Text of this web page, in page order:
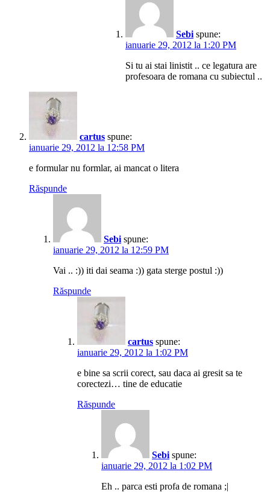
Sebi spune:
ianuarie 29, 2012 la 1:20 PM
Si tu ai stai linistit .. ce legatura are
profesoara de romana cu subiectul ..
cartus spune:
ianuarie 29, 2012 la 12:58 PM
e formular nu formlar, ai mancat o litera
Răspunde
Sebi spune:
ianuarie 29, 2012 la 12:59 PM
Vai .. :)) iti dai seama :)) gata sterge postul :))
Răspunde
cartus spune:
ianuarie 29, 2012 la 1:02 PM
e bine sa scrii corect, sau daca ai gresit sa te
corectezi… tine de educatie
Răspunde
Sebi spune:
ianuarie 29, 2012 la 1:02 PM
Eh .. parca esti profa de romana ;|